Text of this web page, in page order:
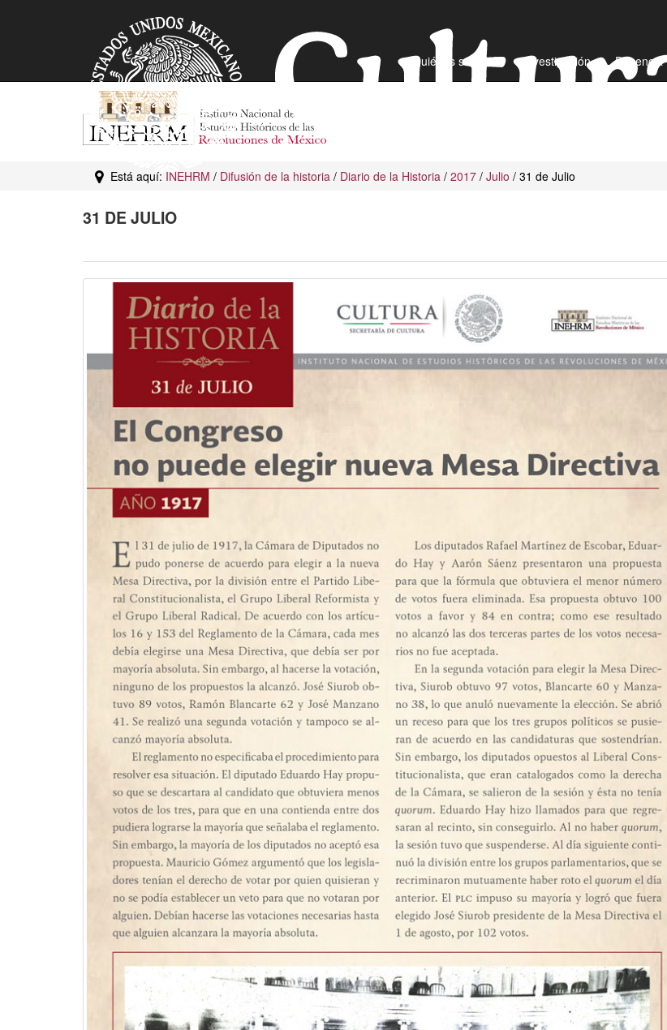
¿Quiénes somos? Investigación Docencia
Está aquí: INEHRM / Difusión de la historia / Diario de la Historia / 2017 / Julio / 31 de Julio
31 DE JULIO